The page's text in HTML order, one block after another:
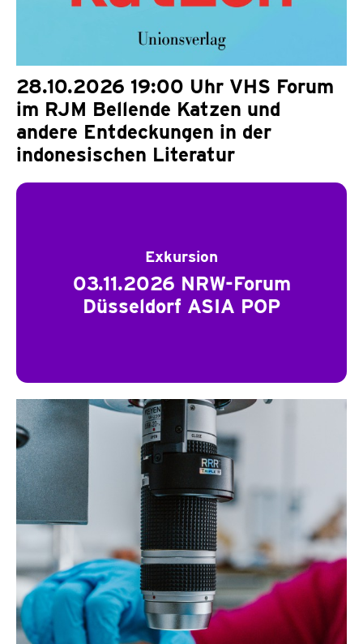
28.10.2026 19:00 Uhr VHS Forum
im RJM Bellende Katzen und
andere Entdeckungen in der
indonesischen Literatur
Exkursion
03.11.2026 NRW-Forum
Düsseldorf ASIA POP